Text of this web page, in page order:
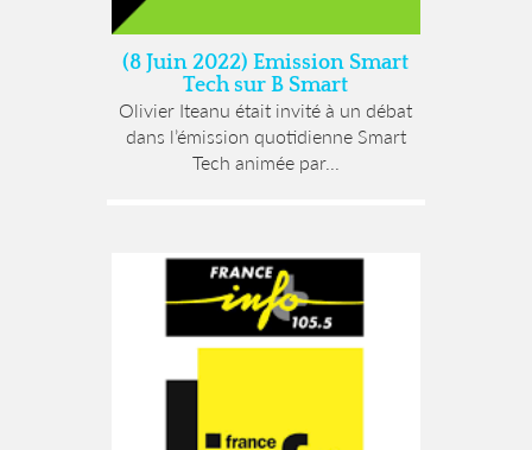
(8 Juin 2022) Emission Smart
Tech sur B Smart
Olivier Iteanu était invité à un débat
dans l’émission quotidienne Smart
Tech animée par...